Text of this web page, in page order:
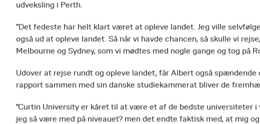
udveksling i Perth.
”Det fedeste har helt klart været at opleve landet. Jeg ville
også ud at opleve landet. Så når vi havde chancen, så skulle vi
Melbourne og Sydney, som vi mødtes med nogle gange og tog på
Udover at rejse rundt og opleve landet, får Albert også
rapport sammen med sin danske studiekammerat bliver de
”Curtin University er kåret til at være et af de bedste universiteter i
jeg så være med på niveauet? men det endte faktisk med, at mig